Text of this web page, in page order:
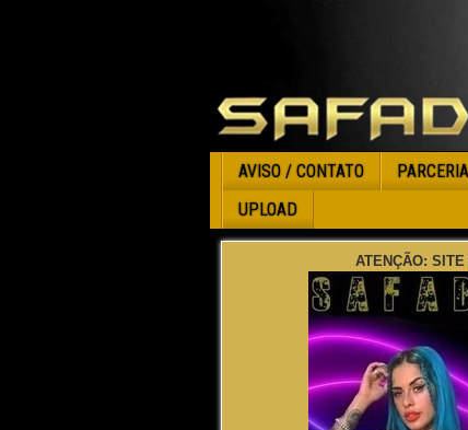
AVISO / CONTATO
UPLOAD
ATENÇÃO: